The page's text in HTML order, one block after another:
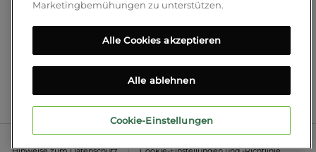
FOLGEN SIE UNS!
Blog
© 2026 Bosanova Lumi SL
Rechtlicher Hinweis
Marketingbemühungen zu unterstützen.
Alle ablehnen
Alle Cookies akzeptieren
Cookie-Einstellungen